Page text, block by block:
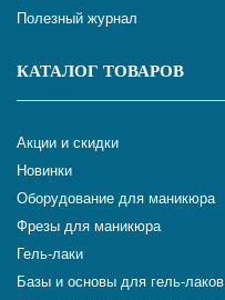
Полезный журнал
КАТАЛОГ ТОВАРОВ
Акции и скидки
Новинки
Оборудование для маникюра
Фрезы для маникюра
Гель-лаки
Базы и основы для гель-лаков